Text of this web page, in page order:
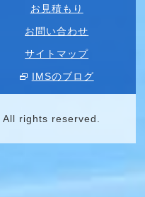
お見積もり
お問い合わせ
サイトマップ
IMSのブログ
All rights reserved.